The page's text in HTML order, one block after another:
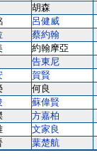
胡森
呂健威
蔡約翰
約翰摩亞
告東尼
賀賢
何良
蘇偉賢
方嘉柏
文家良
葉楚航